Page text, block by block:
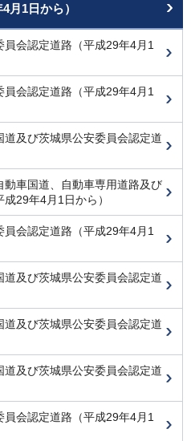
月1日から）
会認定道路（平成29年4月1
会認定道路（平成29年4月1
及び茨城県公安委員会認定道
車国道、自動車専用道路及び
29年4月1日から）
会認定道路（平成29年4月1
及び茨城県公安委員会認定道
及び茨城県公安委員会認定道
及び茨城県公安委員会認定道
会認定道路（平成29年4月1